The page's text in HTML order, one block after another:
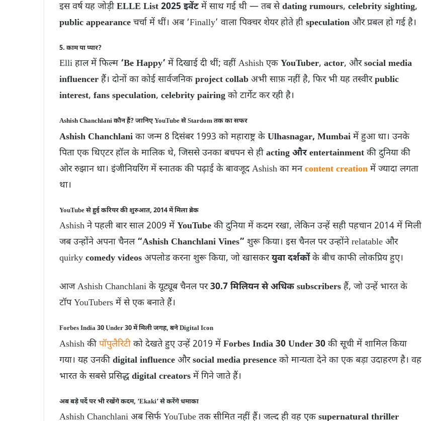
इस वर्ष यह जोड़ी ELLE List 2025 इवेंट में साथ गई थी — तब सेdating rumours, celebrity sighting,
public appearance चर्चा में थीं। अब ‘Finally’ वाला पिक्चर शेयर होते ही speculation और प्रबल हो गई है।
5. काम या प्यार?
Elli हाल में फिल्म ‘Be Happy’ में दिखाई दी थीं; वहीं Ashish एक YouTuber, actor, औरsocial media
influencer हैं। दोनों का कोई सार्वजनिक project collab अभी साफ़ नहीं है, फिर भी यह तस्वीरpublic
interest, fans speculation, celebrity pairing को टार्गेट कर रही है।
Ashish Chanchlani कौन हैं? जानिए YouTube से Stardom तक का सफर
Ashish Chanchlani का जन्म 8 दिसंबर 1993 को महाराष्ट्र के Ulhasnagar, Mumbai में हुआ था। उनके
पिता एक थिएटर हॉल के मालिक थे, जिससे उनका बचपन से ही acting और entertainment की दुनिया की
ओर रुझान था। इंजीनियरिंग में स्नातक की पढ़ाई के बावजूद Ashish का मनcontent creation में ज्यादा लगता
था।
YouTube से हुई करियर की शुरुआत, 2014 में मिला ब्रेक
Ashish ने पहली बार साल 2009 में YouTube की दुनिया में कदम रखा, लेकिन उन्हें सही पहचान 2014 में मिली
जब उन्होंने अपना चैनल “Ashish Chanchlani Vines” शुरू किया। इस चैनल पर उन्होंने relatable और
quirky comedy videos अपलोड करना शुरू किया, जो खासकरयुवा दर्शकोंके बीच काफी लोकप्रिय हुए।
आज Ashish Chanchlani के यूट्यूब चैनल पर30.7 मिलियन से अधिक subscribers हैं, जो उन्हें भारत के
टॉप YouTubers में से एक बनाते हैं।
Forbes India 30 Under 30 में मिली जगह, बने Digital Icon
Ashish की पॉपुलैरिटी को देखते हुए उन्हें 2019 में Forbes India 30 Under 30 की सूची में शामिल किया
गया। यह उनकी digital influence औरsocial media presence को मान्यता देने का एक बड़ा उदाहरण है। वह
भारत के सबसे प्रसिद्धdigital creators में गिने जाते हैं।
अब बड़े पर्दे पर भी रखेंगे कदम, ‘Ekaki’ से करेंगे धमाका
Ashish Chanchlani अब सिर्फ YouTube तक सीमित नहीं हैं। जल्द ही वह एक supernatural thriller